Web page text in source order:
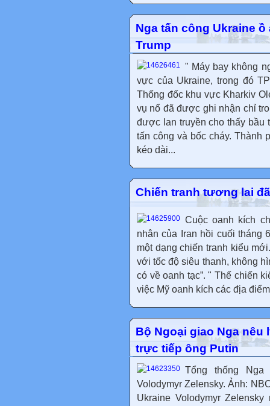
Nga tấn công Ukraine
Trump
" Máy bay không
vực của Ukraine, trong đó
Thống đốc khu vực Kharkiv
vụ nổ đã được ghi nhận chỉ
được lan truyền cho thấy bầu
tấn công và bốc cháy. Thành
kéo dài...
Chiến tranh tương lai
Cuộc oanh kích
nhân của Iran hồi cuối
một dạng chiến tranh kiểu
với tốc độ siêu thanh, không
có về oanh tạc”. " Thế chiến
việc Mỹ oanh kích các địa
Bộ Ngoại giao Nga nêu
trực tiếp ông Putin
Tổng thống Nga
Volodymyr Zelensky. Ảnh:
Ukraine Volodymyr